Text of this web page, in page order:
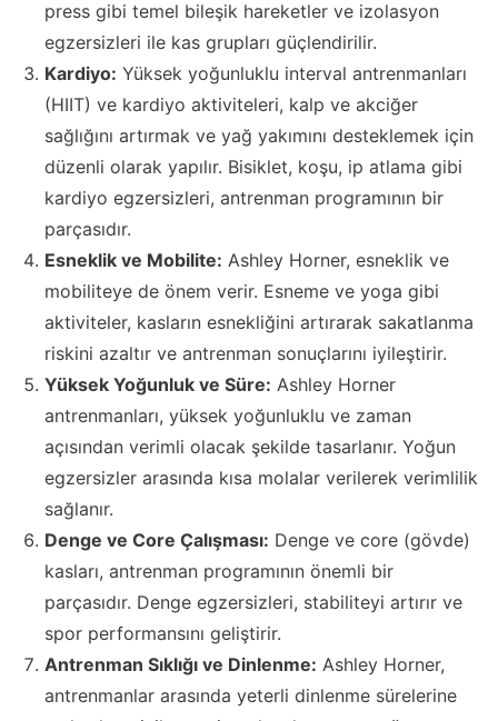
press gibi temel bileşik hareketler ve izolasyon
egzersizleri ile kas grupları güçlendirilir.
Kardiyo: Yüksek yoğunluklu interval antrenmanları
(HIIT) ve kardiyo aktiviteleri, kalp ve akciğer
sağlığını artırmak ve yağ yakımını desteklemek için
düzenli olarak yapılır. Bisiklet, koşu, ip atlama gibi
kardiyo egzersizleri, antrenman programının bir
parçasıdır.
Esneklik ve Mobilite: Ashley Horner, esneklik ve
mobiliteye de önem verir. Esneme ve yoga gibi
aktiviteler, kasların esnekliğini artırarak sakatlanma
riskini azaltır ve antrenman sonuçlarını iyileştirir.
Yüksek Yoğunluk ve Süre: Ashley Horner
antrenmanları, yüksek yoğunluklu ve zaman
açısından verimli olacak şekilde tasarlanır. Yoğun
egzersizler arasında kısa molalar verilerek verimlilik
sağlanır.
Denge ve Core Çalışması: Denge ve core (gövde)
kasları, antrenman programının önemli bir
parçasıdır. Denge egzersizleri, stabiliteyi artırır ve
spor performansını geliştirir.
Antrenman Sıklığı ve Dinlenme: Ashley Horner,
antrenmanlar arasında yeterli dinlenme sürelerine